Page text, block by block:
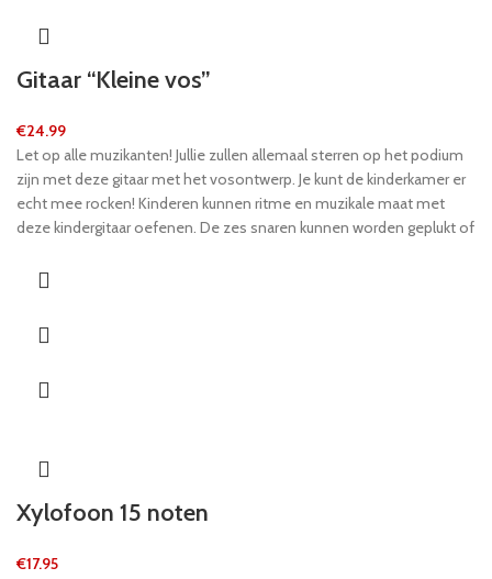
Gitaar “Kleine vos”
€24.99
Let op alle muzikanten! Jullie zullen allemaal sterren op het podium
zijn met deze gitaar met het vosontwerp. Je kunt de kinderkamer er
echt mee rocken! Kinderen kunnen ritme en muzikale maat met
deze kindergitaar oefenen. De zes snaren kunnen worden geplukt of
muziekinstrument voor het vroeg leren van muziek.
Xylofoon 15 noten
€17.95